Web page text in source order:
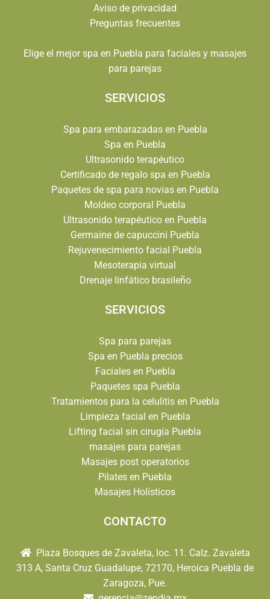
Aviso de privacidad
Preguntas frecuentes
Elige el mejor spa en Puebla para faciales y masajes
para parejas
SERVICIOS
Spa para embarazadas en Puebla
Spa en Puebla
Ultrasonido terapéutico
Certificado de regalo spa en Puebla
Paquetes de spa para novias en Puebla
Moldeo corporal Puebla
Ultrasonido terapéutico en Puebla
Germaine de capuccini Puebla
Rejuvenecimiento facial Puebla
Mesoterapia virtual
Drenaje linfático brasileño
SERVICIOS
Spa para parejas
Spa en Puebla precios
Faciales en Puebla
Paquetes spa Puebla
Tratamientos para la celulitis en Puebla
Limpieza facial en Puebla
Lifting facial sin cirugía Puebla
masajes para parejas
Masajes post operatorios
Pilates en Puebla
Masajes Holísticos
CONTACTO
Plaza Bosques de Zavaleta, loc. 11. Calz. Zavaleta
313 A, Santa Cruz Guadalupe, 72170, Heroica Puebla de
Zaragoza, Pue.